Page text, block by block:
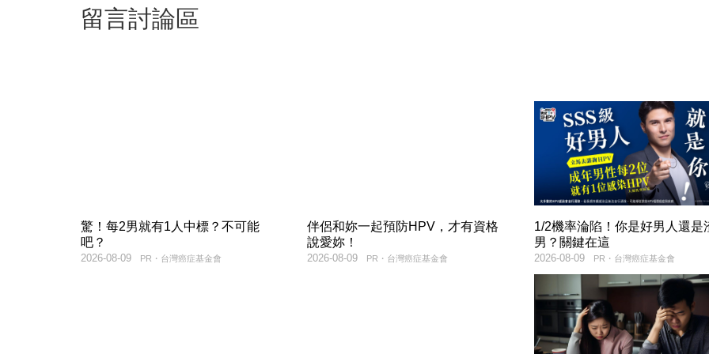
留言討論區
驚！每2男就有1人中標？不可能
吧？
PR・台灣癌症基金會
2026-08-09
伴侶和妳一起預防HPV，才有資格
說愛妳！
PR・台灣癌症基金會
2026-08-09
1/2機率淪陷！你是好男人還是
男？關鍵在這
PR・台灣癌症基金會
2026-08-09